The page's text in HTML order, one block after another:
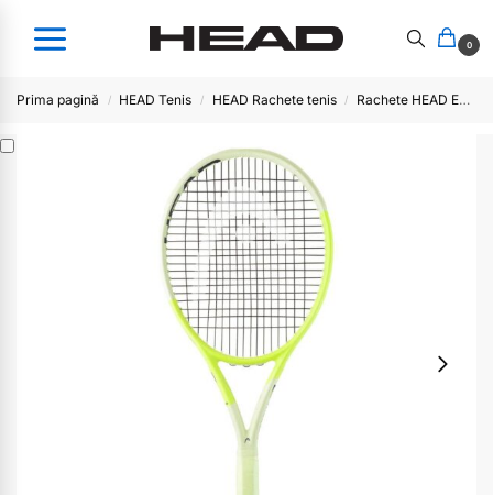
0
Prima pagină / HEAD Tenis / HEAD Rachete tenis / Rachete HEAD EXTREME